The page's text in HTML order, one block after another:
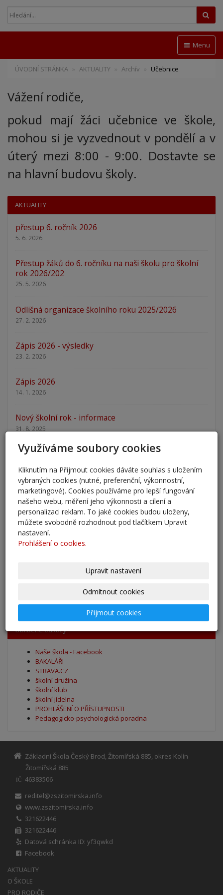
Menu
ÚVODNÍ STRÁNKA AKTUALITY Archív Učebnice
Vážení rodiče,
pokud mají žáci učebnice ve škole,
mohou si je vyzvednout v pondělí a v
úterý mezi 8:00 - 9:00. Dostavte se
na hlavní budovu školy.
AKTUALITY
přestup 6. ročník 2026
5. 6. 2026
Přestup žáků do 6. ročníku na naši školu pro školní
rok 2026/202
25. 5. 2026
Odlišná organizace školního roku 2025/2026
27. 2. 2026
Zápis 2026 - výsledky
23. 2. 2026
Zápis 2026
14. 1. 2026
Nový školní rok - informace
31. 8. 2025
Pěšky do školy
Adaptační kurzy
27. 8. 2025
Zahájení školního roku 2025/2026
27. 8. 2025
Oblíbené odkazy
Naše škola - Facebook
BAKALÁŘI
STRAVA.CZ
školní družina
školní klub
školní jídelna
PROHLÁŠENÍ O PŘÍSTUPNOSTI
Pedagogicko-psychologická poradna
Základní Škola Český Brod, Žitomířská 885, okres Kolín
Žitomířská 885
IČ
46383506
reditel@zszitomirska.info
www.zszitomirska.info
321622446
321622446
Datová schránka ID: yf3qwkd
Facebook
AKTUALITY
O ŠKOLE
PRO RODIČE
Využíváme soubory cookies
Kliknutím na Přijmout cookies dáváte souhlas s uložením
vybraných cookies (nutné, preferenční, výkonnostní,
marketingové). Cookies používáme pro lepší fungování
našeho webu, měření jeho výkonnosti a cílení a
personalizaci reklam. To jaké cookies budou uloženy,
můžete svobodně rozhodnout pod tlačítkem Upravit
nastavení.
Prohlášení o cookies.
Upravit nastavení
Odmítnout cookies
Přijmout cookies